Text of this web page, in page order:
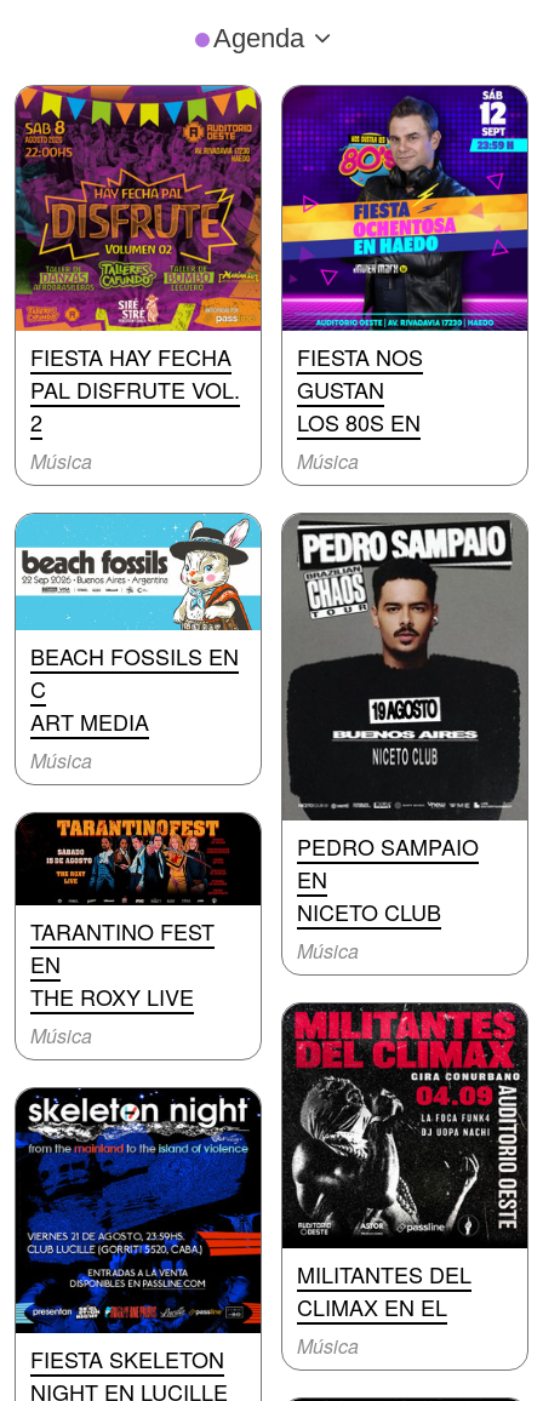
Agenda
FIESTA HAY FECHA
PAL DISFRUTE VOL.
2
Música
BEACH FOSSILS EN
C
ART MEDIA
Música
TARANTINO FEST
EN
THE ROXY LIVE
Música
FIESTA SKELETON
NIGHT EN LUCILLE
FIESTA NOS
GUSTAN
LOS 80S EN
Música
PEDRO SAMPAIO
EN
NICETO CLUB
Música
MILITANTES DEL
CLIMAX EN EL
Música